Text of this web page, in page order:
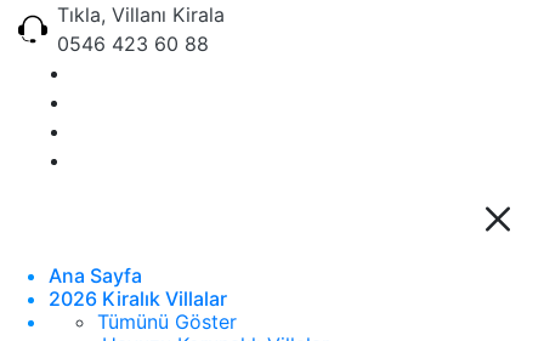
Tıkla, Villanı Kirala
0546 423 60 88
Ana Sayfa
2026 Kiralık Villalar
Tümünü Göster